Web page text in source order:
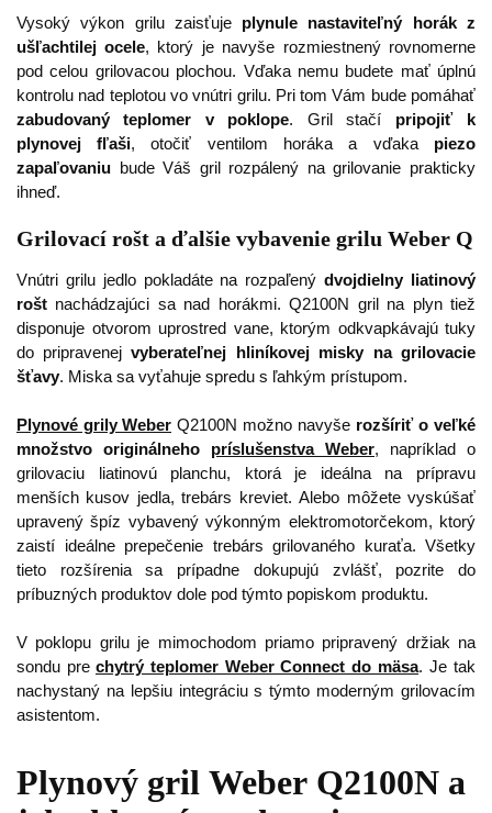
Vysoký výkon grilu zaisťuje plynule nastaviteľný horák z
ušľachtilej ocele, ktorý je navyše rozmiestnený rovnomerne
pod celou grilovacou plochou. Vďaka nemu budete mať úplnú
kontrolu nad teplotou vo vnútri grilu. Pri tom Vám bude pomáhať
zabudovaný teplomer v poklope. Gril stačí pripojiť k
plynovej fľaši, otočiť ventilom horáka a vďaka piezo
zapaľovaniu bude Váš gril rozpálený na grilovanie prakticky
ihneď.
Grilovací rošt a ďalšie vybavenie grilu Weber Q
Vnútri grilu jedlo pokladáte na rozpaľený dvojdielny liatinový
rošt nachádzajúci sa nad horákmi. Q2100N gril na plyn tiež
disponuje otvorom uprostred vane, ktorým odkvapkávajú tuky
do pripravenej vyberateľnej hliníkovej misky na grilovacie
šťavy. Miska sa vyťahuje spredu s ľahkým prístupom.
Plynové grily Weber Q2100N možno navyše rozšíriť o veľké
množstvo originálneho príslušenstva Weber, napríklad o
grilovaciu liatinovú planchu, ktorá je ideálna na prípravu
menších kusov jedla, trebárs kreviet. Alebo môžete vyskúšať
upravený špíz vybavený výkonným elektromotorčekom, ktorý
zaistí ideálne prepečenie trebárs grilovaného kuraťa. Všetky
tieto rozšírenia sa prípadne dokupujú zvlášť, pozrite do
príbuzných produktov dole pod týmto popiskom produktu.
V poklopu grilu je mimochodom priamo pripravený držiak na
sondu pre chytrý teplomer Weber Connect do mäsa. Je tak
nachystaný na lepšiu integráciu s týmto moderným grilovacím
asistentom.
Plynový gril Weber Q2100N a